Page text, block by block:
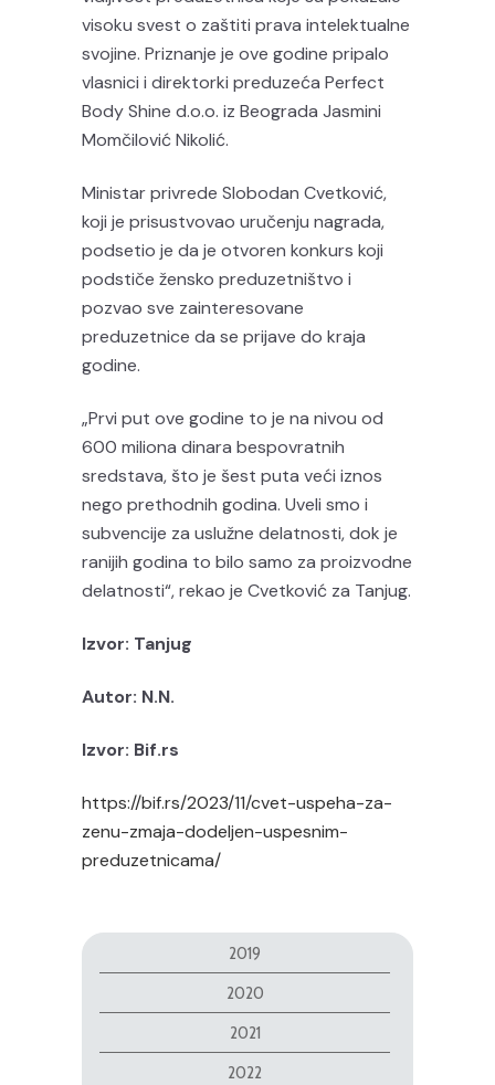
visoku svest o zaštiti prava intelektualne
svojine. Priznanje je ove godine pripalo
vlasnici i direktorki preduzeća Perfect
Body Shine d.o.o. iz Beograda Jasmini
Momčilović Nikolić.
Ministar privrede Slobodan Cvetković,
koji je prisustvovao uručenju nagrada,
podsetio je da je otvoren konkurs koji
podstiče žensko preduzetništvo i
pozvao sve zainteresovane
preduzetnice da se prijave do kraja
godine.
„Prvi put ove godine to je na nivou od
600 miliona dinara bespovratnih
sredstava, što je šest puta veći iznos
nego prethodnih godina. Uveli smo i
subvencije za uslužne delatnosti, dok je
ranijih godina to bilo samo za proizvodne
delatnosti“, rekao je Cvetković za Tanjug.
Izvor: Tanjug
Autor: N.N.
Izvor: Bif.rs
https://bif.rs/2023/11/cvet-uspeha-za-
zenu-zmaja-dodeljen-uspesnim-
preduzetnicama/
2019
2020
2021
2022